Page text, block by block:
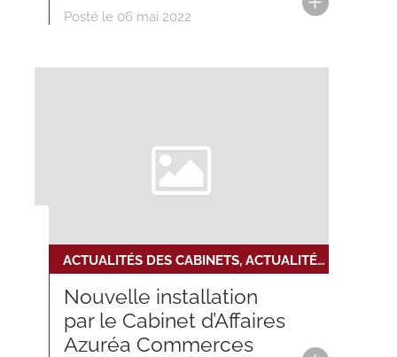
Posté le 06 mai 2022
ACTUALITÉS DES CABINETS, ACTUALITÉS DU RÉSEAU, NOUVELLE INSTALLATION
Nouvelle installation
par le Cabinet d’Affaires
Azuréa Commerces